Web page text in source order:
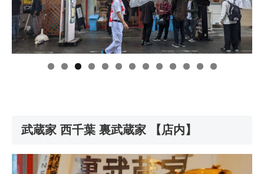
武蔵家 西千葉 裏武蔵家 【店内】